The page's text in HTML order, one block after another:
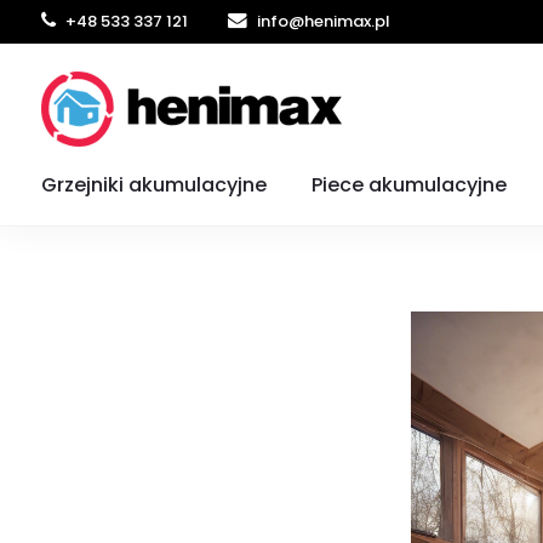
+48 533 337 121 info@henimax.pl
Grzejniki akumulacyjne Piece akumulacyjne
Co